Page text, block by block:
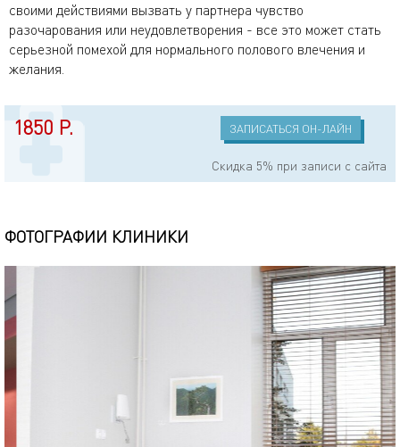
своими действиями вызвать у партнера чувство
разочарования или неудовлетворения - все это может стать
серьезной помехой для нормального полового влечения и
желания.
1850 Р. ЗАПИСАТЬСЯ ОН-ЛАЙН
Cкидка 5% при записи с сайта
ФОТОГРАФИИ КЛИНИКИ